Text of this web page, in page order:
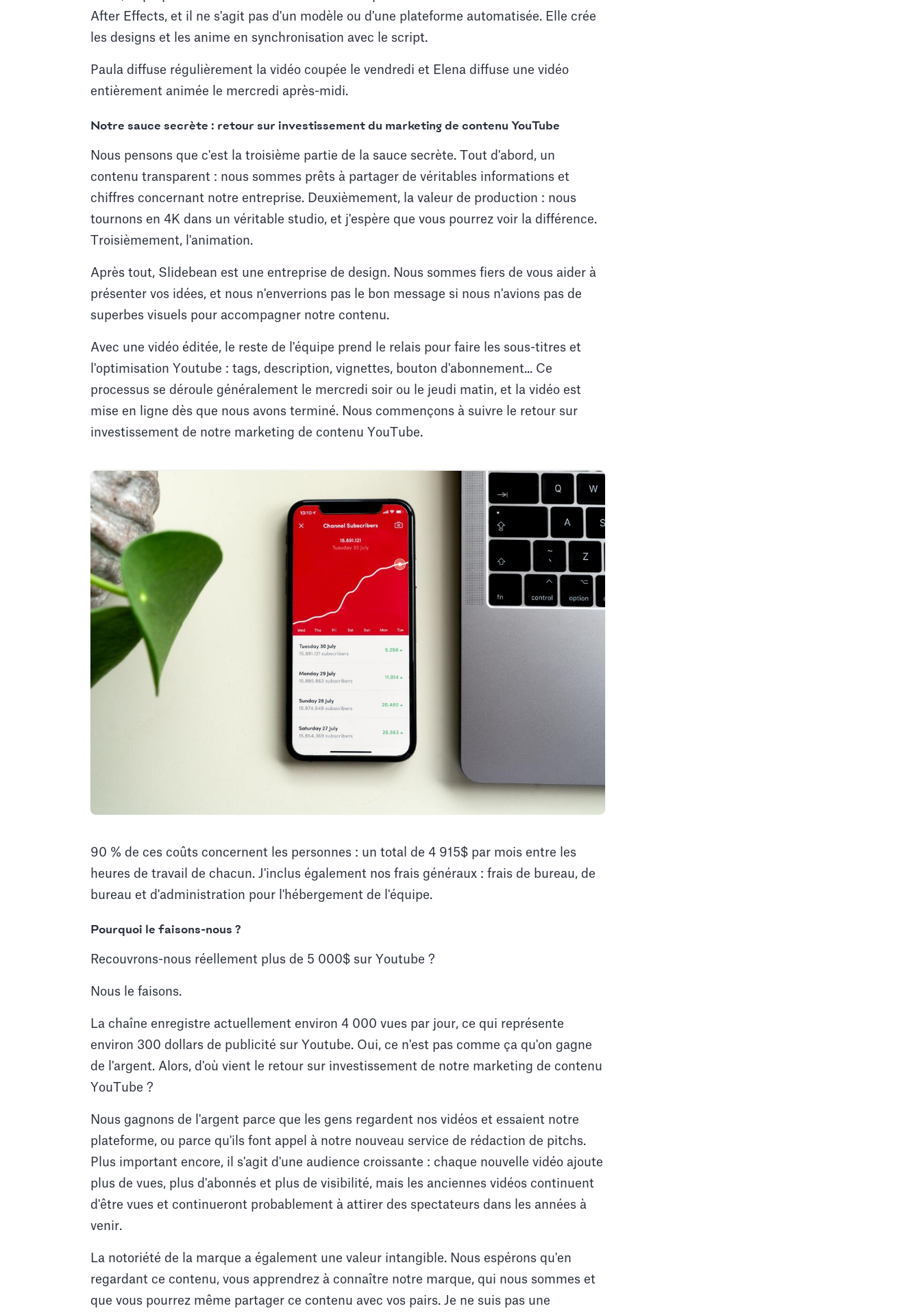
After Effects, et il ne s'agit pas d'un modèle ou d'une plateforme automatisée. Elle crée
les designs et les anime en synchronisation avec le script.
Paula diffuse régulièrement la vidéo coupée le vendredi et Elena diffuse une vidéo
entièrement animée le mercredi après-midi.
Notre sauce secrète : retour sur investissement du marketing de contenu YouTube
Nous pensons que c'est la troisième partie de la sauce secrète. Tout d'abord, un
contenu transparent : nous sommes prêts à partager de véritables informations et
chiffres concernant notre entreprise. Deuxièmement, la valeur de production : nous
tournons en 4K dans un véritable studio, et j'espère que vous pourrez voir la différence.
Troisièmement, l'animation.
Après tout, Slidebean est une entreprise de design. Nous sommes fiers de vous aider à
présenter vos idées, et nous n'enverrions pas le bon message si nous n'avions pas de
superbes visuels pour accompagner notre contenu.
Avec une vidéo éditée, le reste de l'équipe prend le relais pour faire les sous-titres et
l'optimisation Youtube : tags, description, vignettes, bouton d'abonnement... Ce
processus se déroule généralement le mercredi soir ou le jeudi matin, et la vidéo est
mise en ligne dès que nous avons terminé. Nous commençons à suivre le retour sur
investissement de notre marketing de contenu YouTube.
90 % de ces coûts concernent les personnes : un total de 4 915$ par mois entre les
heures de travail de chacun. J'inclus également nos frais généraux : frais de bureau, de
bureau et d'administration pour l'hébergement de l'équipe.
Pourquoi le faisons-nous ?
Recouvrons-nous réellement plus de 5 000$ sur Youtube ?
Nous le faisons.
La chaîne enregistre actuellement environ 4 000 vues par jour, ce qui représente
environ 300 dollars de publicité sur Youtube. Oui, ce n'est pas comme ça qu'on gagne
de l'argent. Alors, d'où vient le retour sur investissement de notre marketing de contenu
YouTube ?
Nous gagnons de l'argent parce que les gens regardent nos vidéos et essaient notre
plateforme, ou parce qu'ils font appel à notre nouveau service de rédaction de pitchs.
Plus important encore, il s'agit d'une audience croissante : chaque nouvelle vidéo ajoute
plus de vues, plus d'abonnés et plus de visibilité, mais les anciennes vidéos continuent
d'être vues et continueront probablement à attirer des spectateurs dans les années à
venir.
La notoriété de la marque a également une valeur intangible. Nous espérons qu'en
regardant ce contenu, vous apprendrez à connaître notre marque, qui nous sommes et
que vous pourrez même partager ce contenu avec vos pairs. Je ne suis pas une